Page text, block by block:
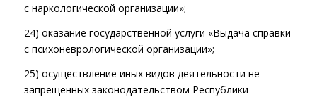
с наркологической организации»;
24) оказание государственной услуги «Выдача справки
с психоневрологической организации»;
25) осуществление иных видов деятельности не
запрещенных законодательством Республики